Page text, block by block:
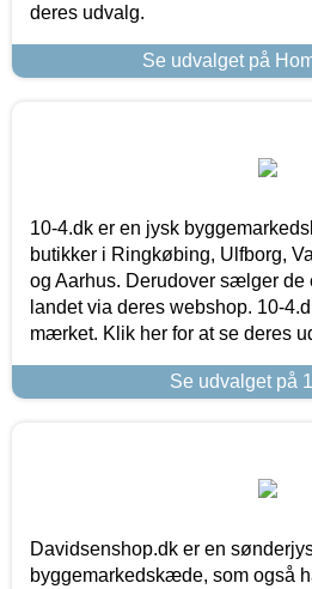
deres udvalg.
Se udvalget på
10-4.dk er en jysk
butikker i Ringkøbing, Ulfborg,
og Aarhus. Derudover sælger de
landet via deres webshop. 10-
mærket. Klik her for at se deres
Se udvalget på
Davidsenshop.dk er en
byggemarkedskæde, som også